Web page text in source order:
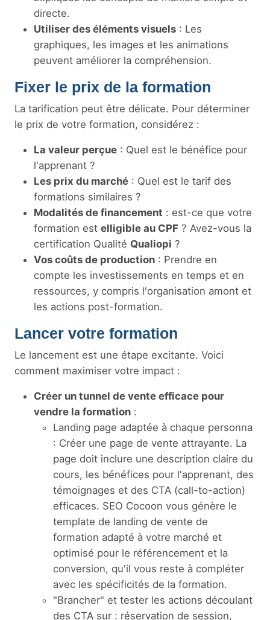
directe.
Utiliser des éléments visuels : Les
graphiques, les images et les animations
peuvent améliorer la compréhension.
Fixer le prix de la formation
La tarification peut être délicate. Pour déterminer
le prix de votre formation, considérez :
La valeur perçue : Quel est le bénéfice pour
l'apprenant ?
Les prix du marché : Quel est le tarif des
formations similaires ?
Modalités de financement : est-ce que votre
formation est elligible au CPF ? Avez-vous la
certification Qualité Qualiopi ?
Vos coûts de production : Prendre en
compte les investissements en temps et en
ressources, y compris l'organisation amont et
les actions post-formation.
Lancer votre formation
Le lancement est une étape excitante. Voici
comment maximiser votre impact :
Créer un tunnel de vente efficace pour
vendre la formation :
Landing page adaptée à chaque personna
: Créer une page de vente attrayante. La
page doit inclure une description claire du
cours, les bénéfices pour l'apprenant, des
témoignages et des CTA (call-to-action)
efficaces. SEO Cocoon vous génère le
template de landing de vente de
formation adapté à votre marché et
optimisé pour le référencement et la
conversion, qu'il vous reste à compléter
avec les spécificités de la formation.
"Brancher" et tester les actions découlant
des CTA sur : réservation de session,